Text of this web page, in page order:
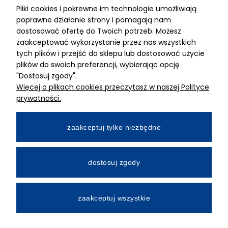
ADRES
MIMARI sp z o.o.
ul. Kurkowa 12
50-210 Wrocław
Dane rejestracyjne
NIP:8982325327
Wpłacony w całości
Numer konta bankowego
All Rights Reserved © 2026 Mimari.com.pl
Pliki cookies i pokrewne im technologie umożliwiają
poprawne działanie strony i pomagają nam
dostosować ofertę do Twoich potrzeb. Możesz
zaakceptować wykorzystanie przez nas wszystkich
tych plików i przejść do sklepu lub dostosować użycie
plików do swoich preferencji, wybierając opcję
"Dostosuj zgody".
Więcej o plikach cookies przeczytasz w naszej Polityce
prywatności.
zaakceptuj tylko niezbędne
dostosuj zgody
zaakceptuj wszystkie